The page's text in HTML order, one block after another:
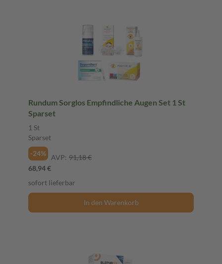
Rundum Sorglos Empfindliche Augen Set 1 St
Sparset
1 St
Sparset
-24%
AVP: 91,18 €
68,94 €
sofort lieferbar
In den Warenkorb